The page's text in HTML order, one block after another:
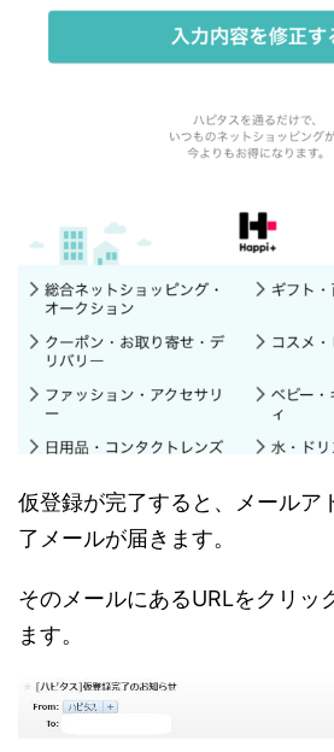
仮登録が完了すると、メールア
了メールが届きます。
そのメールにあるURLをクリッ
ます。